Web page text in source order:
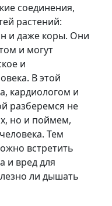
соединения,
растений:
и даже коры. Они
и могут
и
В этой
кардиологом и
разберемся не
но и поймем,
Тем
встретить
и вред для
ли дышать